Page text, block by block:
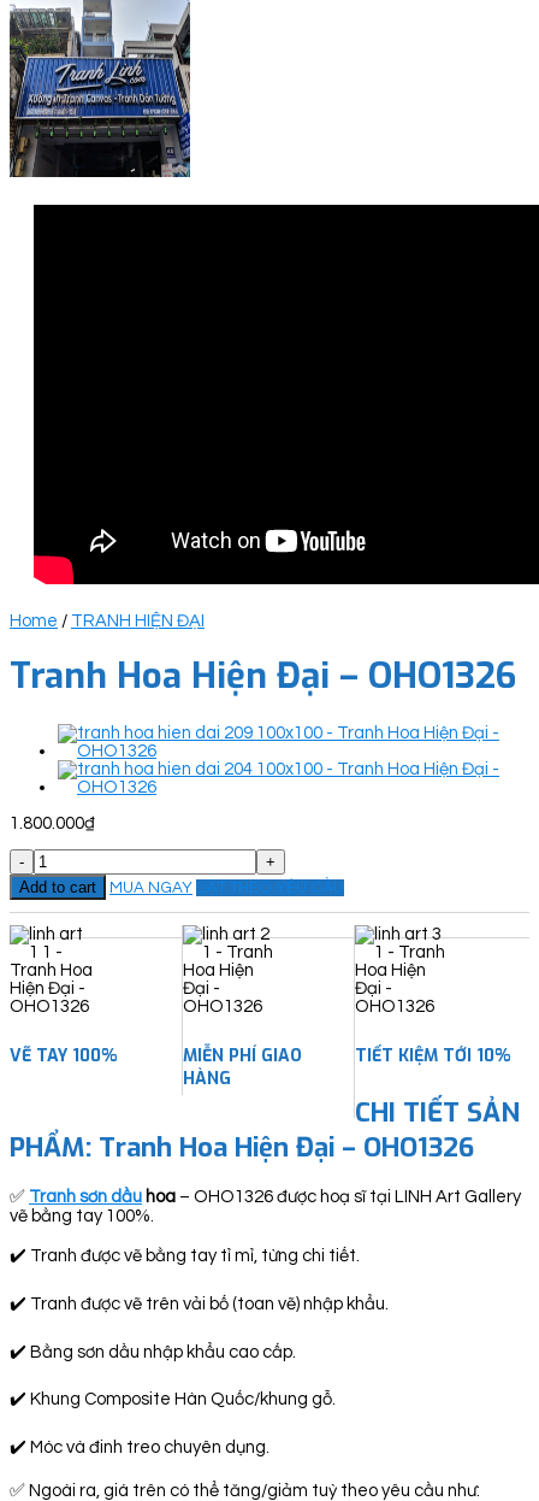
Home / TRANH HIỆN ĐẠI
Tranh Hoa Hiện Đại – OHO1326
1.800.000₫
Tranh
Hoa
Hiện
Đại
-
OHO1326
quantity
Add to cart MUA NGAY ĐẶT THEO YÊU CẦU
VẼ TAY 100%
MIỄN PHÍ GIAO
HÀNG
TIẾT KIỆM TỚI 10%
CHI TIẾT SẢN
PHẨM: Tranh Hoa Hiện Đại – OHO1326
✅ Tranh sơn dầu hoa – OHO1326 được hoạ sĩ tại LINH Art Gallery
vẽ bằng tay 100%.
✔️ Tranh được vẽ bằng tay tỉ mỉ, từng chi tiết.
✔️ Tranh được vẽ trên vải bố (toan vẽ) nhập khẩu.
✔️ Bằng sơn dầu nhập khẩu cao cấp.
✔️ Khung Composite Hàn Quốc/khung gỗ.
✔️ Móc và đinh treo chuyên dụng.
✅ Ngoài ra, giá trên có thể tăng/giảm tuỳ theo yêu cầu như: